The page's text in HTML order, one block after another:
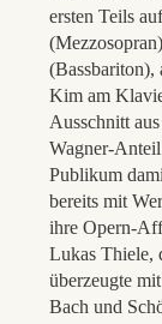
ersten Teils
(Bassbariton),
Kim am
Ausschnitt
Wagner-
Publikum
bereits mit
ihre Opern-
Lukas Thiele,
überzeugte
Bach und